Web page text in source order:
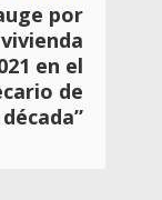
por
en el
de